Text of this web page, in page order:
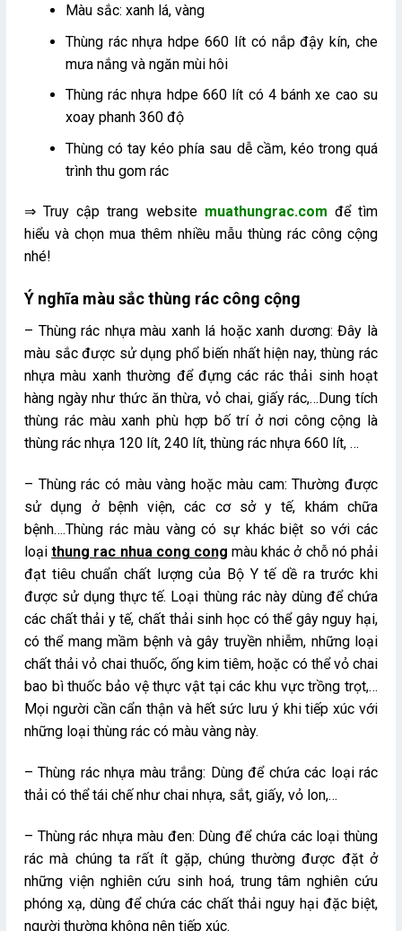
Màu sắc: xanh lá, vàng
Thùng rác nhựa hdpe 660 lít có nắp đậy kín, che
mưa nắng và ngăn mùi hôi
Thùng rác nhựa hdpe 660 lít có 4 bánh xe cao su
xoay phanh 360 độ
Thùng có tay kéo phía sau dễ cầm, kéo trong quá
trình thu gom rác
⇒ Truy cập trang website muathungrac.com để tìm
hiểu và chọn mua thêm nhiều mẫu thùng rác công cộng
nhé!
Ý nghĩa màu sắc thùng rác công cộng
– Thùng rác nhựa màu xanh lá hoặc xanh dương: Đây là
màu sắc được sử dụng phổ biến nhất hiện nay, thùng rác
nhựa màu xanh thường để đựng các rác thải sinh hoạt
hàng ngày như thức ăn thừa, vỏ chai, giấy rác,…Dung tích
thùng rác màu xanh phù hợp bố trí ở nơi công cộng là
thùng rác nhựa 120 lít, 240 lít, thùng rác nhựa 660 lít, …
– Thùng rác có màu vàng hoặc màu cam: Thường được
sử dụng ở bệnh viện, các cơ sở y tế, khám chữa
bệnh….Thùng rác màu vàng có sự khác biệt so với các
loạithung rac nhua cong cong màu khác ở chỗ nó phải
đạt tiêu chuẩn chất lượng của Bộ Y tế dề ra trước khi
được sử dụng thực tế. Loại thùng rác này dùng để chứa
các chất thải y tế, chất thải sinh học có thể gây nguy hại,
có thể mang mầm bệnh và gây truyền nhiễm, những loại
chất thải vỏ chai thuốc, ống kim tiêm, hoặc có thể vỏ chai
bao bì thuốc bảo vệ thực vật tại các khu vực trồng trọt,…
Mọi người cần cẩn thận và hết sức lưu ý khi tiếp xúc với
những loại thùng rác có màu vàng này.
– Thùng rác nhựa màu trắng: Dùng để chứa các loại rác
thải có thể tái chế như chai nhựa, sắt, giấy, vỏ lon,…
– Thùng rác nhựa màu đen: Dùng để chứa các loại thùng
rác mà chúng ta rất ít gặp, chúng thường được đặt ở
những viện nghiên cứu sinh hoá, trung tâm nghiên cứu
phóng xạ, dùng để chứa các chất thải nguy hại đặc biệt,
người thường không nên tiếp xúc.